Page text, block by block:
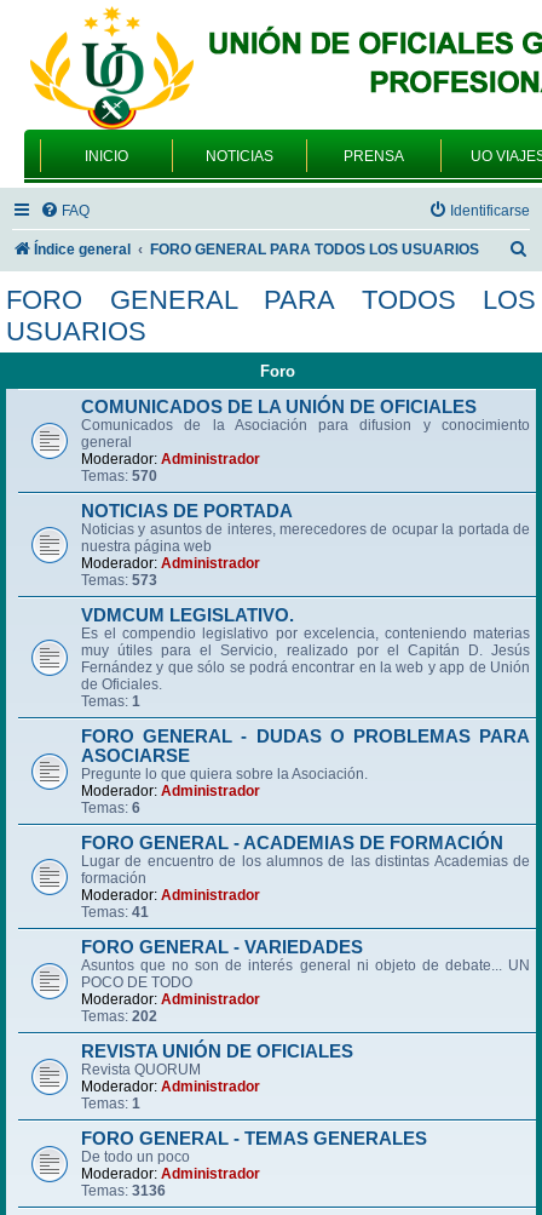
INICIO NOTICIAS PRENSA UO
FAQ Identificarse
Índice general FORO GENERAL PARA TODOS LOS USUARIOS
s
FORO GENERAL PARA TODOS LOS
USUARIOS
Foro
COMUNICADOS DE LA UNIÓN DE OFICIALES
Comunicados de la Asociación para difusion y conocimiento
general
Moderador: Administrador
Temas: 570
NOTICIAS DE PORTADA
Noticias y asuntos de interes, merecedores de ocupar la portada de
nuestra página web
Moderador: Administrador
Temas: 573
VDMCUM LEGISLATIVO.
Es el compendio legislativo por excelencia, conteniendo materias
muy útiles para el Servicio, realizado por el Capitán D. Jesús
Fernández y que sólo se podrá encontrar en la web y app de Unión
de Oficiales.
Temas: 1
FORO GENERAL - DUDAS O PROBLEMAS PARA
ASOCIARSE
Pregunte lo que quiera sobre la Asociación.
Moderador: Administrador
Temas: 6
FORO GENERAL - ACADEMIAS DE FORMACIÓN
Lugar de encuentro de los alumnos de las distintas Academias de
formación
Moderador: Administrador
Temas: 41
FORO GENERAL - VARIEDADES
Asuntos que no son de interés general ni objeto de debate... UN
POCO DE TODO
Moderador: Administrador
Temas: 202
REVISTA UNIÓN DE OFICIALES
Revista QUORUM
Moderador: Administrador
Temas: 1
FORO GENERAL - TEMAS GENERALES
De todo un poco
Moderador: Administrador
Temas: 3136